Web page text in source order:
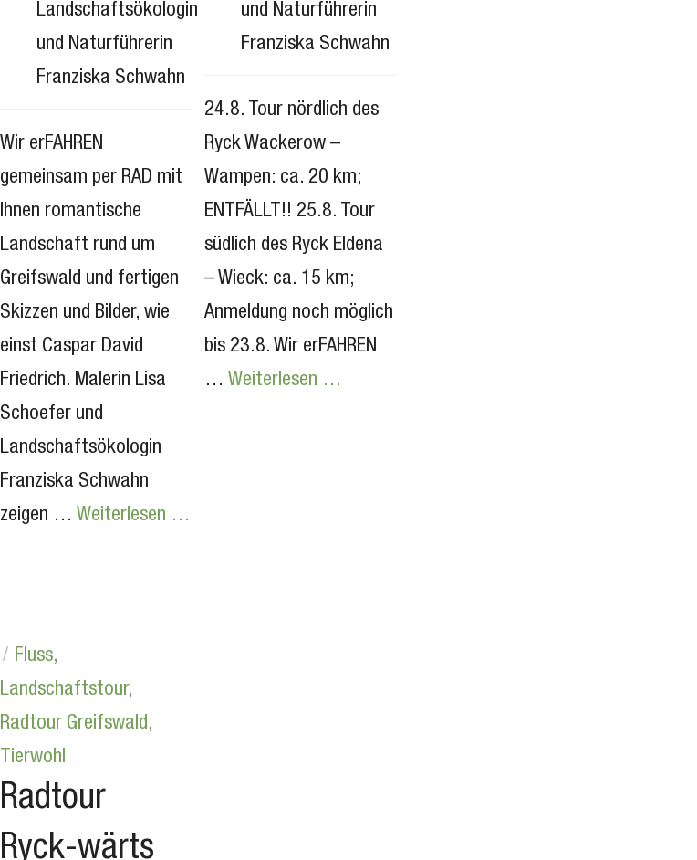
Landschaftsökologin
und Naturführerin
Franziska Schwahn
Wir erFAHREN
gemeinsam per RAD mit
Ihnen romantische
Landschaft rund um
Greifswald und fertigen
Skizzen und Bilder, wie
einst Caspar David
Friedrich. Malerin Lisa
Schoefer und
Landschaftsökologin
Franziska Schwahn
zeigen … Weiterlesen …
und Naturführerin
Franziska Schwahn
24.8. Tour nördlich des
Ryck Wackerow –
Wampen: ca. 20 km;
ENTFÄLLT!! 25.8. Tour
südlich des Ryck Eldena
– Wieck: ca. 15 km;
Anmeldung noch möglich
bis 23.8. Wir erFAHREN
…Weiterlesen …
Fluss,
Landschaftstour,
Radtour Greifswald,
Tierwohl
Radtour
Ryck-wärts